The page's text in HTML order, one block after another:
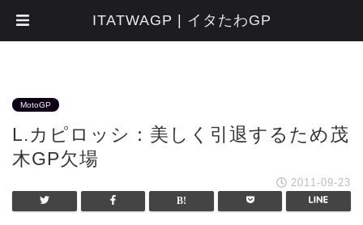
MotoGP
L.カピロッシ：美しく引退するため茂
木GP欠場
2011-09-23
ITATWAGP | イタたわGP